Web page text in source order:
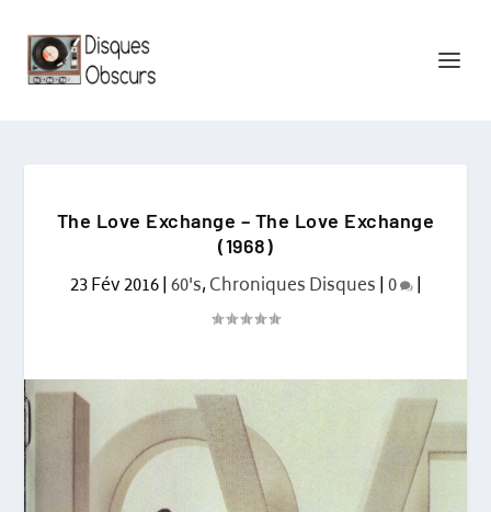
The Love Exchange – The Love Exchange
(1968)
23 Fév 2016|60's,Chroniques Disques|0 |